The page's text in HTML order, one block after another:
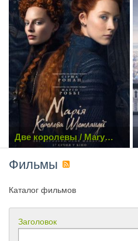
Начни сначала / Second
Act (2018) WEB-DLRip |
Фильмы
Каталог фильмов
Заголовок